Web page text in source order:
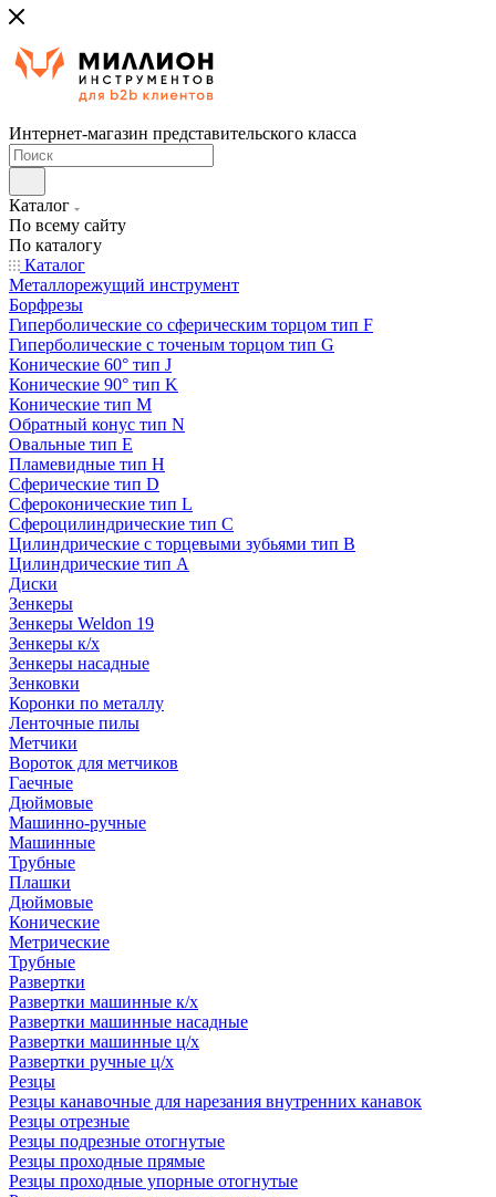
Интернет-магазин представительского класса
Каталог
По всему сайту
По каталогу
Каталог
Металлорежущий инструмент
Борфрезы
Гиперболические cо сферическим торцом тип F
Гиперболические с точеным торцом тип G
Конические 60° тип J
Конические 90° тип K
Конические тип M
Обратный конус тип N
Овальные тип E
Пламевидные тип H
Сферические тип D
Сфероконические тип L
Сфероцилиндрические тип C
Цилиндрические с торцевыми зубьями тип B
Цилиндрические тип А
Диски
Зенкеры
Зенкеры Weldon 19
Зенкеры к/х
Зенкеры насадные
Зенковки
Коронки по металлу
Ленточные пилы
Метчики
Вороток для метчиков
Гаечные
Дюймовые
Машинно-ручные
Машинные
Трубные
Плашки
Дюймовые
Конические
Метрические
Трубные
Развертки
Развертки машинные к/х
Развертки машинные насадные
Развертки машинные ц/х
Развертки ручные ц/х
Резцы
Резцы канавочные для нарезания внутренних канавок
Резцы отрезные
Резцы подрезные отогнутые
Резцы проходные прямые
Резцы проходные упорные отогнутые